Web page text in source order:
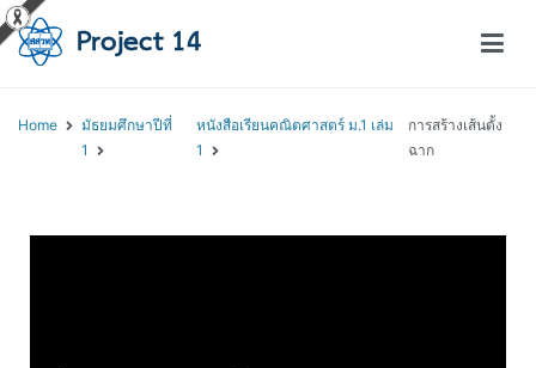
Home
มัธยมศึกษาปีที่
1
หนังสือเรียนคณิตศาสตร์ ม.1 เล่ม
1
การสร้างเส้นตั้ง
ฉาก